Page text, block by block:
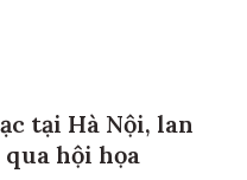
tại Hà Nội, lan
hội họa